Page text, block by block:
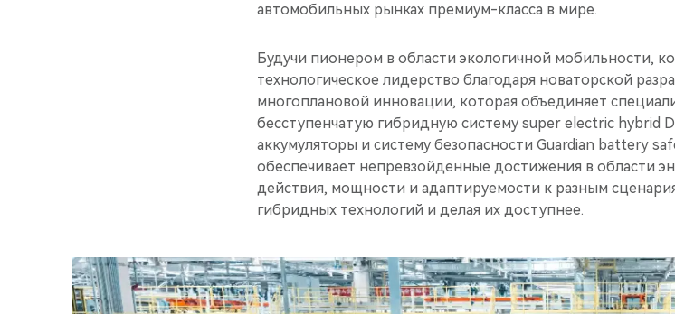
автомобильных рынках премиум-класса в мире.
Будучи пионером в области экологичной мобильности,
технологическое лидерство благодаря новаторской
многоплановой инновации, которая объединяет
бесступенчатую гибридную систему super electric hybrid
аккумуляторы и систему безопасности Guardian battery
обеспечивает непревзойденные достижения в области
действия, мощности и адаптируемости к разным
гибридных технологий и делая их доступнее.